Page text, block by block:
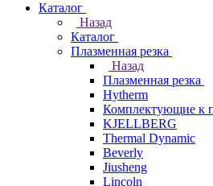
Каталог
Назад
Каталог
Плазменная резка
Назад
Плазменная резка
Hytherm
Комплектующие к
KJELLBERG
Thermal Dynamic
Beverly
Jiusheng
Lincoln